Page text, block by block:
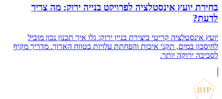
בחירת יועץ אינסטלציה לפרויקט בנייה ירוק: מה צריך
לדעת?
יועץ אינסטלציה קריטי ביצירת בניין ירוק: גלו איך תכנון נכון מוביל
לחיסכון במים, תקני איכות והפחתת עלויות בטווח הארוך. מדריך מקיף
לסביבה ירוקה יותר.
BIP